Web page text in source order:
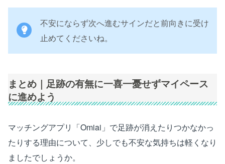
不安にならず次へ進むサインだと前向きに受け
止めてくださいね。
まとめ｜足跡の有無に一喜一憂せずマイペース
に進めよう
マッチングアプリ「Omiai」で足跡が消えたりつかなかっ
たりする理由について、少しでも不安な気持ちは軽くなり
ましたでしょうか。